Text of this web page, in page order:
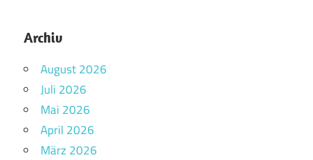
Archiv
August 2026
Juli 2026
Mai 2026
April 2026
März 2026